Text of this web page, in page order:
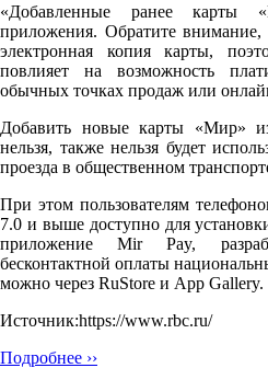
«Добавленные ранее карты
приложения. Обратите внимание,
электронная копия карты,
повлияет на возможность
обычных точках продаж или
Добавить новые карты «Мир»
нельзя, также нельзя будет
проезда в общественном
При этом пользователям
7.0 и выше доступно для
приложение Mir Pay,
бесконтактной оплаты
можно через RuStore и App Gallery.
Источник:https://www.rbc.ru/
Подробнее ››